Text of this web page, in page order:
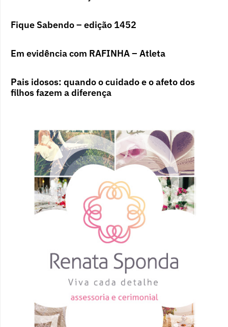
Fique Sabendo – edição 1452
Em evidência com RAFINHA – Atleta
Pais idosos: quando o cuidado e o afeto dos
filhos fazem a diferença